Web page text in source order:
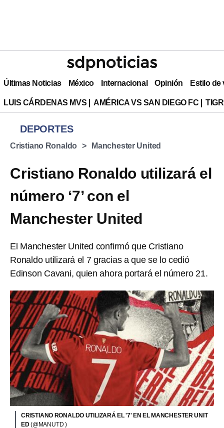
Últimas Noticias México Internacional Opinión Estilo de
LUIS CÁRDENAS MVS AMÉRICA VS SAN DIEGO FC
DEPORTES
Cristiano Ronaldo Manchester United
Cristiano Ronaldo utilizará el
número ‘7’ con el
Manchester United
El Manchester United confirmó que Cristiano
Ronaldo utilizará el 7 gracias a que se lo cedió
Edinson Cavani, quien ahora portará el número 21.
CRISTIANO RONALDO UTILIZARÁ EL '7' EN EL MANCHESTER UNIT
ED(@MANUTD )